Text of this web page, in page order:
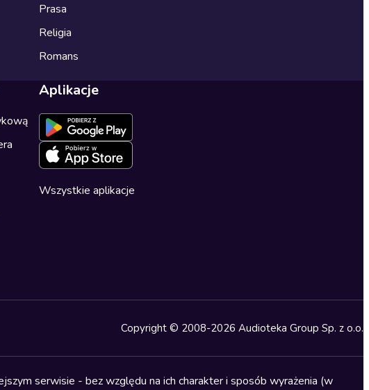
Prasa
Religia
Romans
Aplikacje
Wszystkie aplikacje
Copyright © 2008-2026 Audioteka Group Sp. z o.o.
serwisie - bez względu na ich charakter i sposób wyrażenia (w